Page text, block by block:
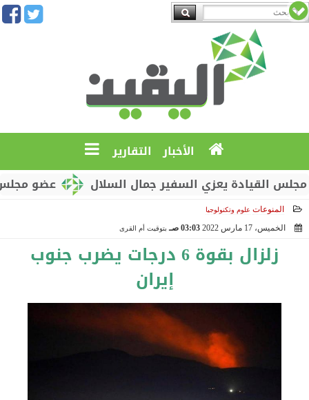
الأخبار التقارير
عضو مجلس
القيادة يعزي السفير جمال السلال
المنوعات علوم وتكنولوجيا
الخميس، 17 مارس 2022 03:03 صـ بتوقيت أم القرى
زلزال بقوة 6 درجات يضرب جنوب
إيران